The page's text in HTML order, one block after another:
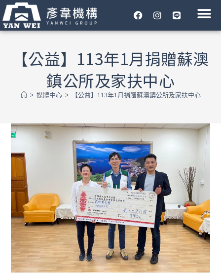
【公益】113年1月捐贈蘇澳
鎮公所及家扶中心
> 媒體中心 > 【公益】113年1月捐贈蘇澳鎮公所及家扶中心